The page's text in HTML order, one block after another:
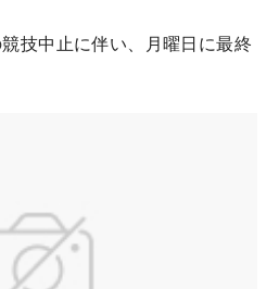
技中止に伴い、月曜日に最終